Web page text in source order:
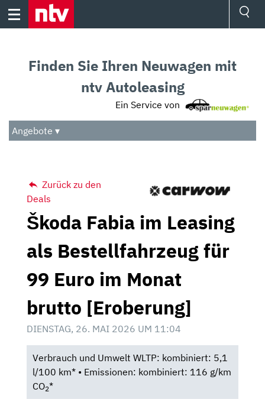
Skip
Audio
Das Beste
Finden Sie Ihren Neuwagen mit
ntv Autoleasing
Ein Service von
Angebote ▾
Zurück zu den
Deals
Škoda Fabia im Leasing
als Bestellfahrzeug für
99 Euro im Monat
brutto [Eroberung]
DIENSTAG, 26. MAI 2026 UM 11:04
Verbrauch und Umwelt WLTP: kombiniert: 5,1
l/100 km* • Emissionen: kombiniert: 116 g/km
CO2*